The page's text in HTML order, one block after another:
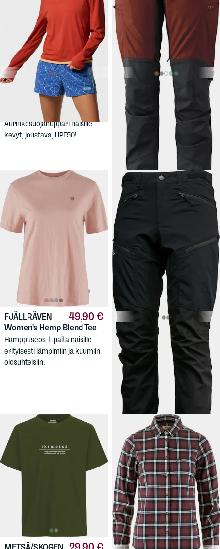
74,90 €
COTOPAXI
Women's Sombra Sun
Aurinkosuojahuppari naisille -
kevyt, joustava, UPF50!
139,90 €
LUNDHAGS
Makke W Pant
Kestävä
puuvillapolyesterikangas ja
mahtava liikevapaus. Naisten
koot.
49,90 €
FJÄLLRÄVEN
Women's Hemp Blend Tee
Hamppuseos-t-paita naisille
erityisesti lämpimiin ja kuumiin
olosuhteisiin.
139,90 €
LUNDHAGS
Makke W Long Pant
Kestävä
puuvillapolyesterikangas ja
mahtava liikevapaus. Naisten
koot.